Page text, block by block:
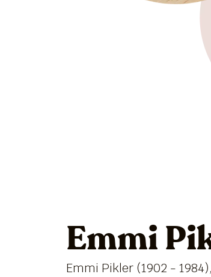
Emmi
Emmi Pikler (1902 -